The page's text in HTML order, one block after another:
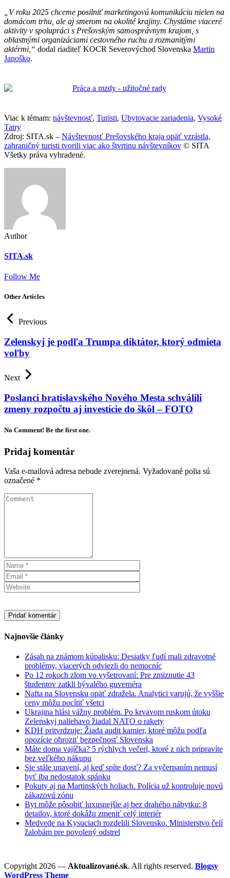
„V roku 2025 chceme posilniť marketingovú komunikáciu nielen na
domácom trhu, ale aj smerom na okolité krajiny. Chystáme viaceré
aktivity v spolupráci s Prešovským samosprávnym krajom, s
oblastnými organizáciami cestovného ruchu a rozmanitými
aktérmi,“ dodal riaditeľ KOCR Severovýchod Slovenska Martin
Janoško.
Viac k témam: návštevnosť, Turisti, Ubytovacie zariadenia, Vysoké
Tatry
Zdroj: SITA.sk – Návštevnosť Prešovského kraja opäť vzrástla,
zahraničný turisti tvorili viac ako štvrtinu návštevníkov © SITA
Všetky práva vyhradené.
Author
SITA.sk
Follow Me
Other Articles
Previous
Zelenskyj je podľa Trumpa diktátor, ktorý odmieta
voľby
Next
Poslanci bratislavského Nového Mesta schválili
zmeny rozpočtu aj investície do škôl – FOTO
No Comment! Be the first one.
Pridaj komentár
Vaša e-mailová adresa nebude zverejnená. Vyžadované polia sú
označené *
Najnovšie články
Zásah na známom kúpalisku: Desiatky ľudí mali zdravotné
problémy, viacerých odviezli do nemocníc
Po 12 rokoch zlom vo vyšetrovaní: Pre zmiznutie 43
študentov zatkli bývalého guvernéra
Nafta na Slovensku opäť zdražela. Analytici varujú, že vyššie
ceny môžu pocítiť všetci
Ukrajina hlási vážny problém. Po krvavom ruskom útoku
Zelenskyj naliehavo žiadal NATO o rakety
KDH pritvrdzuje: Žiada audit kamier, ktoré môžu podľa
opozície ohroziť bezpečnosť Slovenska
Máte doma vajíčka? 5 rýchlych večerí, ktoré z nich pripravíte
bez veľkého nákupu
Ste stále unavení, aj keď spíte dosť? Za vyčerpaním nemusí
byť iba nedostatok spánku
Pokuty aj na Martinských holiach. Polícia už kontroluje novú
zákazovú zónu
Byt môže pôsobiť luxusnejšie aj bez drahého nábytku: 8
detailov, ktoré dokážu zmeniť celý interiér
Medvede na Kysuciach rozdelili Slovensko. Ministerstvo čelí
žalobám pre povolený odstrel
Copyright 2026 — Aktualizované.sk. All rights reserved. Blogsy
WordPress Theme